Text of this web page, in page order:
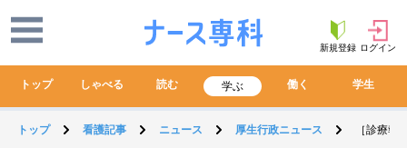
新規登録 ログイン
トップ しゃべる 読む 学ぶ 働く 学生
トップ 看護記事 ニュース 厚生行政ニュース ［診療